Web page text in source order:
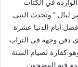
في الكتاب
ليال ” وتحدث النبي
أيام الدنيا عشرة
دفن وجهه في التراب
كفارة لصيام السنة
فيه المضحون